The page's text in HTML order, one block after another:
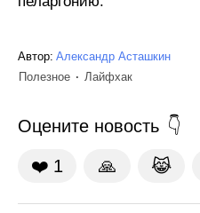
Автор: Александр Асташкин
Полезное
Лайфхак
Оцените новость
❤️ 1 🙏 😹